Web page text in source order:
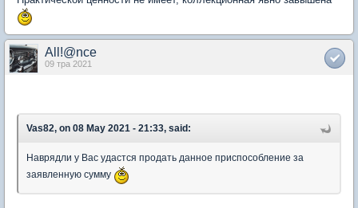
All!@nce
09 тра 2021
Vas82, on 08 May 2021 - 21:33, said:
Наврядли у Вас удастся продать данное приспособление за
заявленную сумму